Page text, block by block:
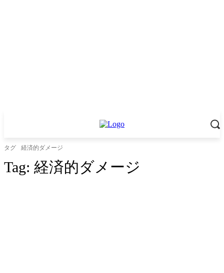
タグ 経済的ダメージ
Tag: 経済的ダメージ